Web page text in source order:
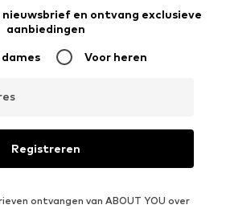
nieuwsbrief en ontvang exclusieve
aanbiedingen
Voor heren
Registreren
ontvangen van ABOUT YOU over